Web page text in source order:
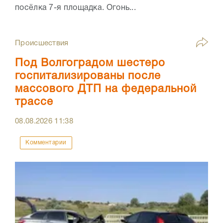
посёлка 7-я площадка. Огонь...
Происшествия
Под Волгоградом шестеро
госпитализированы после
массового ДТП на федеральной
трассе
08.08.2026 11:38
Комментарии